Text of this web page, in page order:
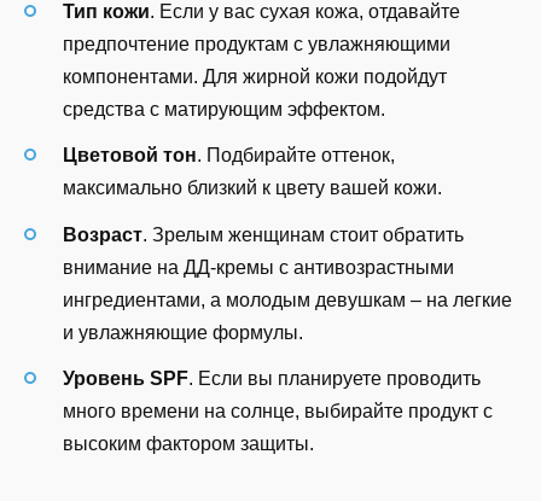
Тип кожи. Если у вас сухая кожа, отдавайте
предпочтение продуктам с увлажняющими
компонентами. Для жирной кожи подойдут
средства с матирующим эффектом.
Цветовой тон. Подбирайте оттенок,
максимально близкий к цвету вашей кожи.
Возраст. Зрелым женщинам стоит обратить
внимание на ДД-кремы с антивозрастными
ингредиентами, а молодым девушкам – на легкие
и увлажняющие формулы.
Уровень SPF. Если вы планируете проводить
много времени на солнце, выбирайте продукт с
высоким фактором защиты.